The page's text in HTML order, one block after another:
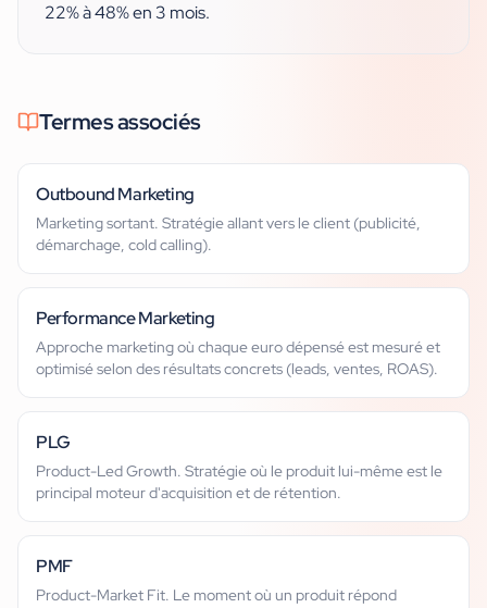
22% à 48% en 3 mois.
Termes associés
Outbound Marketing
Marketing sortant. Stratégie allant vers le client (publicité,
démarchage, cold calling).
Performance Marketing
Approche marketing où chaque euro dépensé est mesuré et
optimisé selon des résultats concrets (leads, ventes, ROAS).
PLG
Product-Led Growth. Stratégie où le produit lui-même est le
principal moteur d'acquisition et de rétention.
PMF
Product-Market Fit. Le moment où un produit répond